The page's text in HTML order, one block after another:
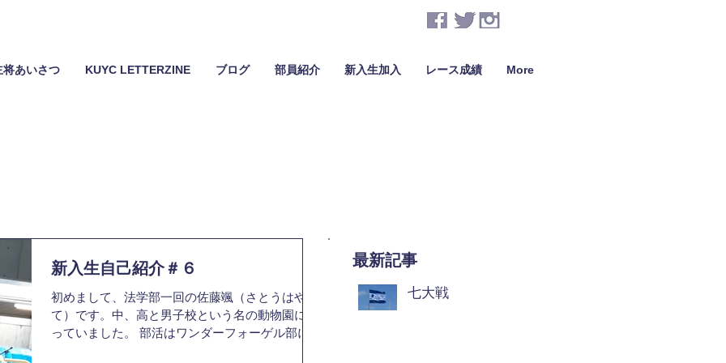
将あいさつ KUYC LETTERZINE ブログ 部員紹介 新入生加入 レース成績 More
新入生自己紹介＃６
初めまして、法学部一回の佐藤颯（さとうはや
て）です。中、高と男子校という名の動物園に通
っていました。 部活はワンダーフォーゲル部に所
七大戦
最新記事